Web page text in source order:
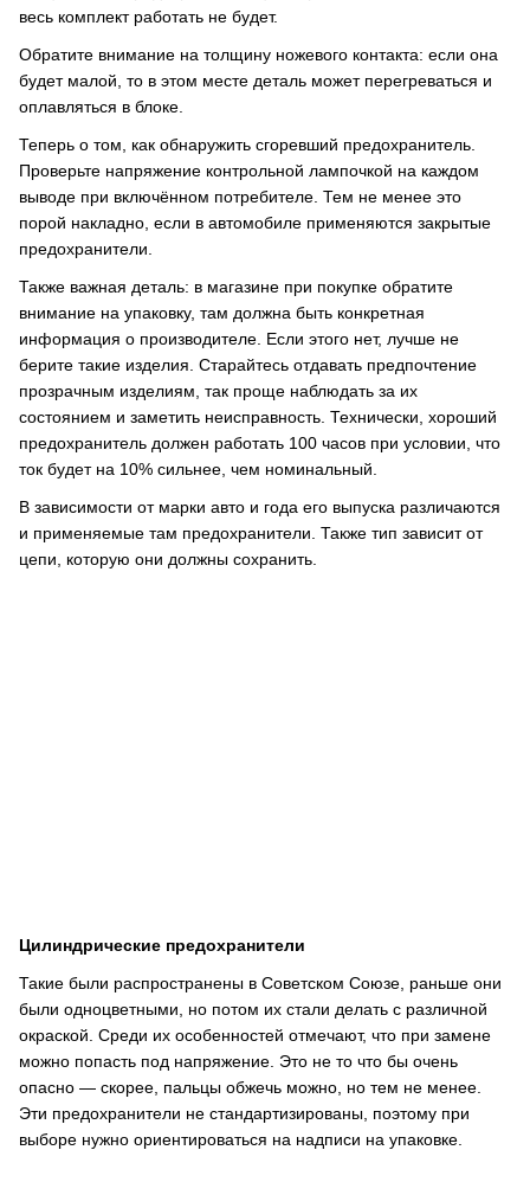
весь комплект работать не будет.
Обратите внимание на толщину ножевого контакта: если она
будет малой, то в этом месте деталь может перегреваться и
оплавляться в блоке.
Теперь о том, как обнаружить сгоревший предохранитель.
Проверьте напряжение контрольной лампочкой на каждом
выводе при включённом потребителе. Тем не менее это
порой накладно, если в автомобиле применяются закрытые
предохранители.
Также важная деталь: в магазине при покупке обратите
внимание на упаковку, там должна быть конкретная
информация о производителе. Если этого нет, лучше не
берите такие изделия. Старайтесь отдавать предпочтение
прозрачным изделиям, так проще наблюдать за их
состоянием и заметить неисправность. Технически, хороший
предохранитель должен работать 100 часов при условии, что
ток будет на 10% сильнее, чем номинальный.
В зависимости от марки авто и года его выпуска различаются
и применяемые там предохранители. Также тип зависит от
цепи, которую они должны сохранить.
Цилиндрические предохранители
Такие были распространены в Советском Союзе, раньше они
были одноцветными, но потом их стали делать с различной
окраской. Среди их особенностей отмечают, что при замене
можно попасть под напряжение. Это не то что бы очень
опасно — скорее, пальцы обжечь можно, но тем не менее.
Эти предохранители не стандартизированы, поэтому при
выборе нужно ориентироваться на надписи на упаковке.